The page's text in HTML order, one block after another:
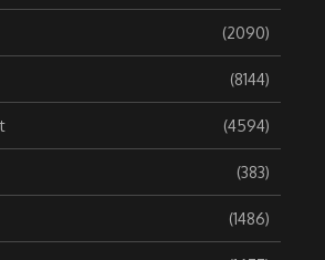
(2090)
(8144)
(4594)
(383)
(1486)